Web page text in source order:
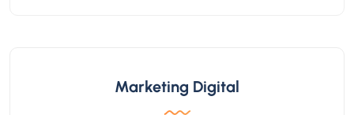
Marketing Digital